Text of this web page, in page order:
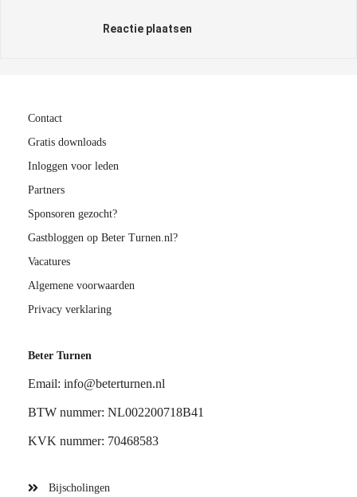
Reactie plaatsen
Contact
Gratis downloads
Inloggen voor leden
Partners
Sponsoren gezocht?
Gastbloggen op Beter Turnen.nl?
Vacatures
Algemene voorwaarden
Privacy verklaring
Beter Turnen
Email: info@beterturnen.nl
BTW nummer: NL002200718B41
KVK nummer: 70468583
Bijscholingen